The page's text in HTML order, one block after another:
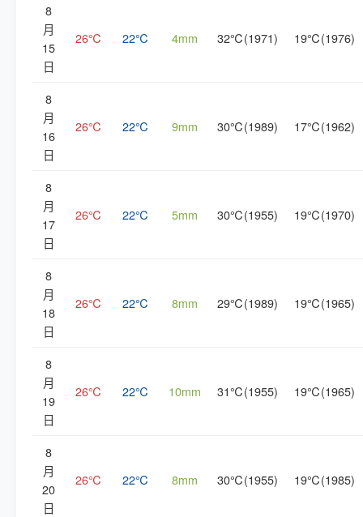
8
月
15
日
26℃ 22℃ 4mm 32℃(1971) 19℃(1976)
8
月
16
日
26℃ 22℃ 9mm 30℃(1989) 17℃(1962)
8
月
17
日
26℃ 22℃ 5mm 30℃(1955) 19℃(1970)
8
月
18
日
26℃ 22℃ 8mm 29℃(1989) 19℃(1965)
8
月
19
日
26℃ 22℃ 10mm 31℃(1955) 19℃(1965)
8
月
20
日
26℃ 22℃ 8mm 30℃(1955) 19℃(1985)